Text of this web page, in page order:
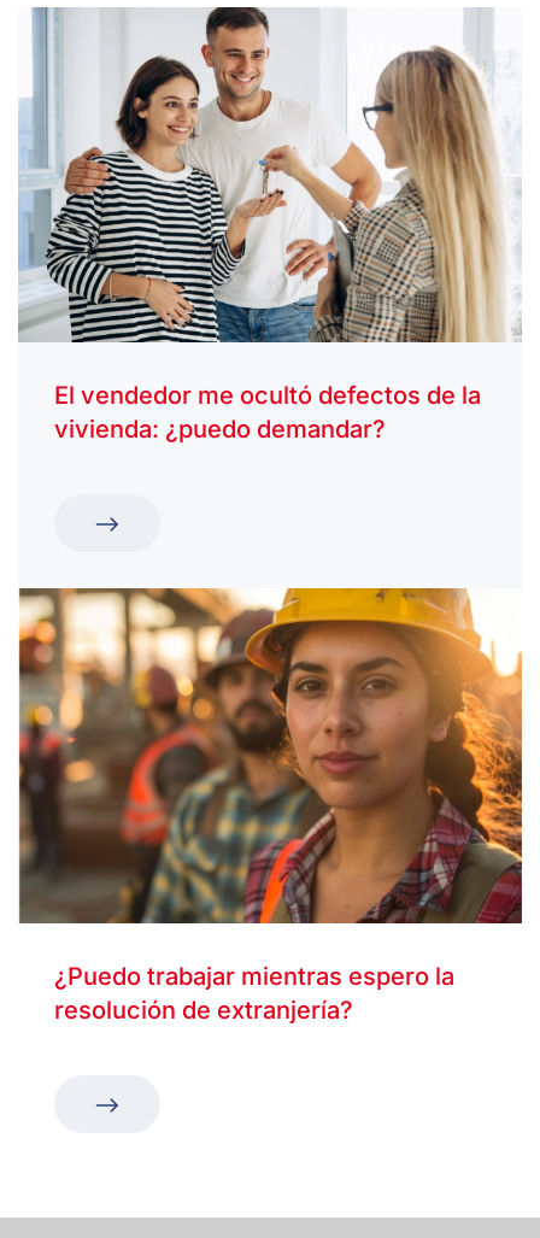
El vendedor me ocultó defectos de la
vivienda: ¿puedo demandar?
¿Puedo trabajar mientras espero la
resolución de extranjería?